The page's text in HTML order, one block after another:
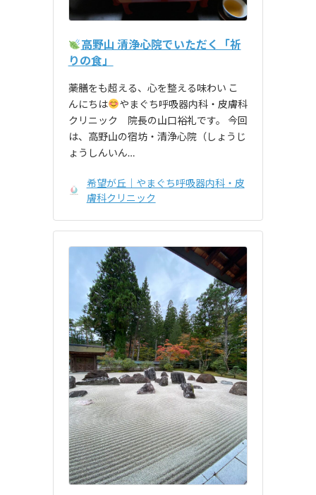
高野山 清浄心院でいただく「祈
りの食」
――薬膳をも超える、心を整える味わい こ
んにちは
やまぐち呼吸器内科・皮膚科
クリニック 院長の山口裕礼です。 今回
は、高野山の宿坊・清浄心院（しょうじ
ょうしんいん…
希望が丘｜やまぐち呼吸器内科・皮
膚科クリニック